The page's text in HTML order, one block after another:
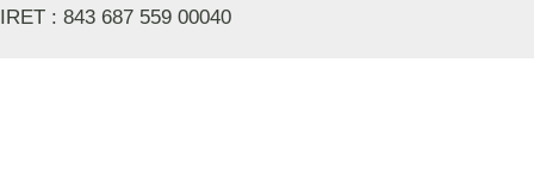
: 843 687 559 00040